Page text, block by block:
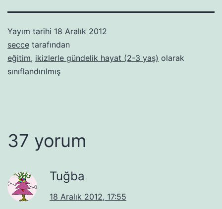
Yayım tarihi 18 Aralık 2012
secce tarafından
eğitim, ikizlerle gündelik hayat (2-3 yaş) olarak
sınıflandırılmış
37 yorum
Tuğba
18 Aralık 2012, 17:55